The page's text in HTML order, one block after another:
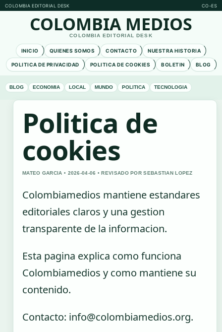
COLOMBIA EDITORIAL DESK CO-ES
COLOMBIA MEDIOS
COLOMBIA EDITORIAL DESK
INICIO QUIENES SOMOS CONTACTO NUESTRA HISTORIA
POLITICA DE PRIVACIDAD POLITICA DE COOKIES BOLETIN BLOG
BLOG ECONOMIA LOCAL MUNDO POLITICA TECNOLOGIA
Politica de
cookies
MATEO GARCIA • 2026-04-06 • REVISADO POR SEBASTIAN LOPEZ
Colombiamedios mantiene estandares
editoriales claros y una gestion
transparente de la informacion.
Esta pagina explica como funciona
Colombiamedios y como mantiene su
contenido.
Contacto: info@colombiamedios.org.